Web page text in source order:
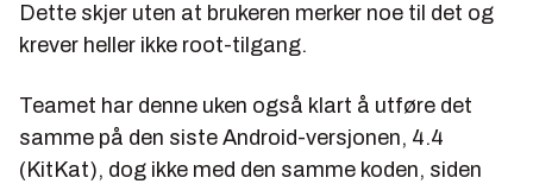
Dette skjer uten at brukeren merker noe til det og
krever heller ikke root-tilgang.
Teamet har denne uken også klart å utføre det
samme på den siste Android-versjonen, 4.4
(KitKat), dog ikke med den samme koden, siden